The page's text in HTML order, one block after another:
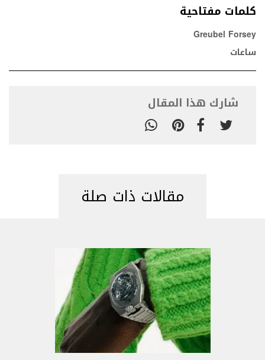
كلمات مفتاحية
Greubel Forsey
ساعات
شارك هذا المقال
مقالات ذات صلة